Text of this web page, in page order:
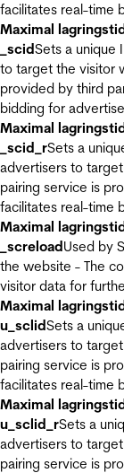
facilitates real-time
Maximal
_scidSets a unique
to target the visitor
provided by third
bidding for
Maximal
_scid_rSets a
advertisers to
pairing service is
facilitates real-time
Maximal
_screloadUsed by
the website - The
visitor data for
Maximal
u_sclidSets a
advertisers to
pairing service is
facilitates real-time
Maximal
u_sclid_rSets a
advertisers to
pairing service is